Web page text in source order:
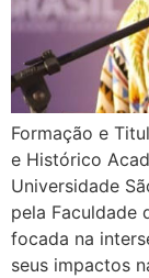
Formação e
e Histórico
Universidade
pela Faculdade
focada na
seus impactos